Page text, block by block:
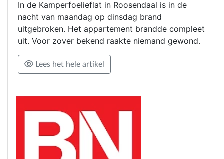
In de Kamperfoelieflat in Roosendaal is in de
nacht van maandag op dinsdag brand
uitgebroken. Het appartement brandde compleet
uit. Voor zover bekend raakte niemand gewond.
Lees het hele artikel